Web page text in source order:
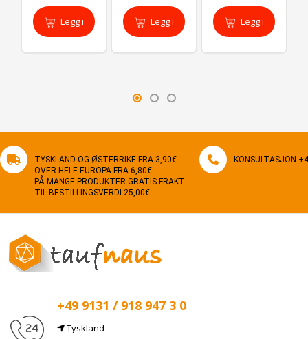
Legg i
handlekurv
Legg i
handlekurv
Legg i
handlekurv
TYSKLAND OG ØSTERRIKE FRA 3,90€
OVER HELE EUROPA FRA 6,80€
PÅ MANGE PRODUKTER GRATIS FRAKT
TIL BESTILLINGSVERDI 25,00€
KONSULTASJON
+49 9131 / 918 947 3 0
Tyskland